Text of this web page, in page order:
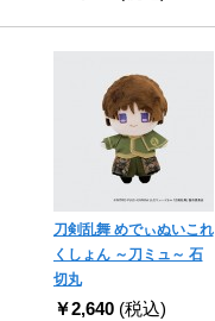
刀剣乱舞 めでぃぬいこれ
くしょん ～刀ミュ～ 石
切丸
￥2,640 (税込)